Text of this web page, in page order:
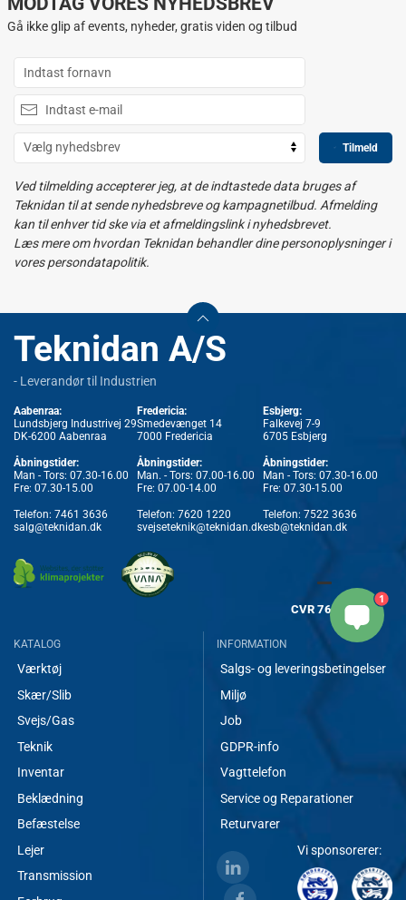
Gå ikke glip af events, nyheder, gratis viden og tilbud
Tilmeld
Ved tilmelding accepterer jeg, at de indtastede data bruges af
Teknidan til at sende nyhedsbreve og kampagnetilbud. Afmelding
kan til enhver tid ske via et afmeldingslink i nyhedsbrevet.
Læs mere om hvordan Teknidan behandler dine personoplysninger i
vores persondatapolitik.
Teknidan A/S
- Leverandør til Industrien
Aabenraa:
Lundsbjerg Industrivej 29
DK-6200 Aabenraa
Åbningstider:
Man - Tors: 07.30-16.00
Fre: 07.30-15.00
Telefon: 7461 3636
salg@teknidan.dk
Fredericia:
Smedevænget 14
7000 Fredericia
Åbningstider:
Man. - Tors: 07.00-16.00
Fre: 07.00-14.00
Telefon: 7620 1220
svejseteknik@teknidan.dk
Esbjerg:
Falkevej 7-9
6705 Esbjerg
Åbningstider:
Man - Tors: 07.30-16.00
Fre: 07.30-15.00
Telefon: 7522 3636
esb@teknidan.dk
CVR 7682 8717
KATALOG
Værktøj
Skær/Slib
Svejs/Gas
Teknik
Inventar
Beklædning
Befæstelse
Lejer
Transmission
INFORMATION
Salgs- og leveringsbetingelser
Miljø
Job
GDPR-info
Vagttelefon
Service og Reparationer
Returvarer
Vi sponsorerer:
1